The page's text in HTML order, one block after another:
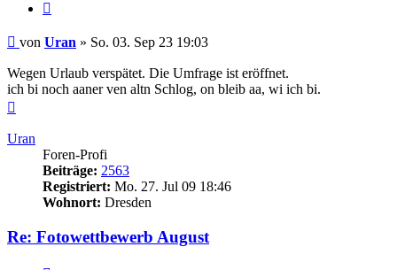
Beitrag
von Uran » So. 03. Sep 23 19:03
Wegen Urlaub verspätet. Die Umfrage ist eröffnet.
ich bi noch aaner ven altn Schlog, on bleib aa, wi ich bi.
Uran
Foren-Profi
Beiträge: 2563
Registriert: Mo. 27. Jul 09 18:46
Wohnort: Dresden
Re: Fotowettbewerb August